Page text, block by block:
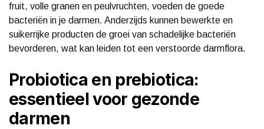
fruit, volle granen en peulvruchten, voeden de goede
bacteriën in je darmen. Anderzijds kunnen bewerkte en
suikerrijke producten de groei van schadelijke bacteriën
bevorderen, wat kan leiden tot een verstoorde darmflora.
Probiotica en prebiotica:
essentieel voor gezonde
darmen